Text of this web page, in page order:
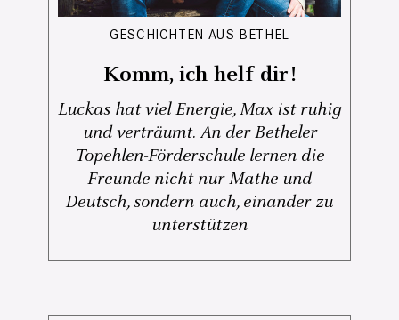
GESCHICHTEN AUS BETHEL
Komm, ich helf dir!
Luckas hat viel Energie, Max ist ruhig
und verträumt. An der Betheler
Topehlen-Förderschule lernen die
Freunde nicht nur Mathe und
Deutsch, sondern auch, einander zu
unterstützen